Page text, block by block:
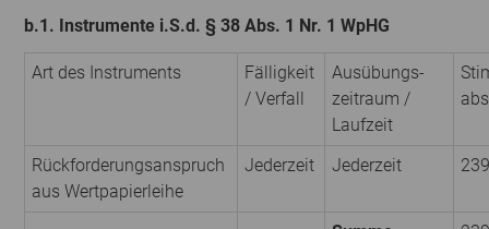
b.1. Instrumente i.S.d. § 38 Abs. 1 Nr. 1 WpHG
Art des Instruments
Fälligkeit
/ Verfall
Ausübungs­
zeitraum /
Laufzeit
Rückforderungsanspruch
aus Wertpapierleihe
Jederzeit Jederzeit